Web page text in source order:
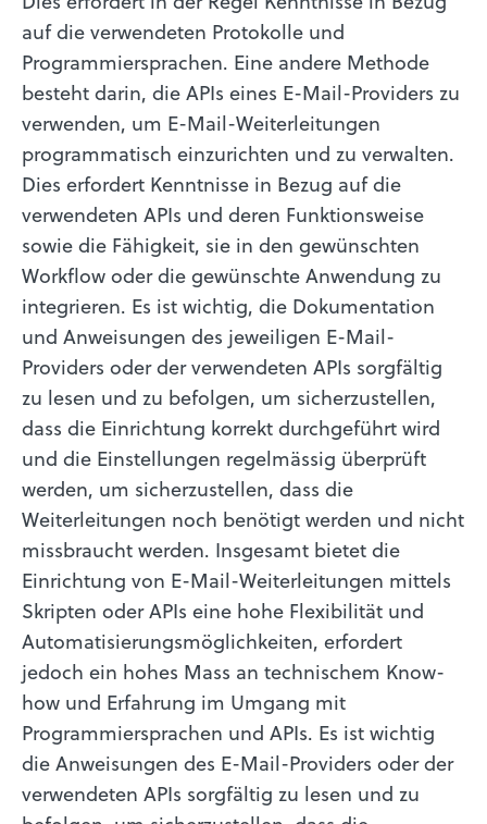
auf die verwendeten Protokolle und
Programmiersprachen. Eine andere Methode
besteht darin, die APIs eines E-Mail-Providers zu
verwenden, um E-Mail-Weiterleitungen
programmatisch einzurichten und zu verwalten.
Dies erfordert Kenntnisse in Bezug auf die
verwendeten APIs und deren Funktionsweise
sowie die Fähigkeit, sie in den gewünschten
Workflow oder die gewünschte Anwendung zu
integrieren. Es ist wichtig, die Dokumentation
und Anweisungen des jeweiligen E-Mail-
Providers oder der verwendeten APIs sorgfältig
zu lesen und zu befolgen, um sicherzustellen,
dass die Einrichtung korrekt durchgeführt wird
und die Einstellungen regelmässig überprüft
werden, um sicherzustellen, dass die
Weiterleitungen noch benötigt werden und nicht
missbraucht werden. Insgesamt bietet die
Einrichtung von E-Mail-Weiterleitungen mittels
Skripten oder APIs eine hohe Flexibilität und
Automatisierungsmöglichkeiten, erfordert
jedoch ein hohes Mass an technischem Know-
how und Erfahrung im Umgang mit
Programmiersprachen und APIs. Es ist wichtig
die Anweisungen des E-Mail-Providers oder der
verwendeten APIs sorgfältig zu lesen und zu